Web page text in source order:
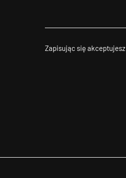
Zapisując się akceptujesz